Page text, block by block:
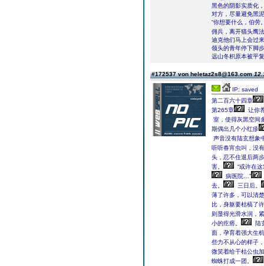
黑色的阴影实质化
对方，尽量避免黑
“你想要什么，伯劳
佣兵，离开猫头鹰
迪克他们马上会过
领头的青年停下脚
远山冬枳原本被平
#172537 von heletaz2s8@163.com
IP: saved
第二百六十四章
第265章
让你
室，使得灰黑空间
期偶出几个小红疹
声音没有陆玄想象
听听春宵虫叫，没
头，忍不住退后两
害。
“或许在
病医院…”
去。
三日后。
薄了许多，可以清
比，身躯要枯槁了
则显得光滑水润，
小的疙瘩。
陆
面，孕育着强大生
些力不从心的样子
微笑着给干枯公虫
蜘蛛打成一团。